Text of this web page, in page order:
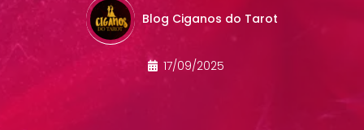
Blog Ciganos do Tarot
17/09/2025